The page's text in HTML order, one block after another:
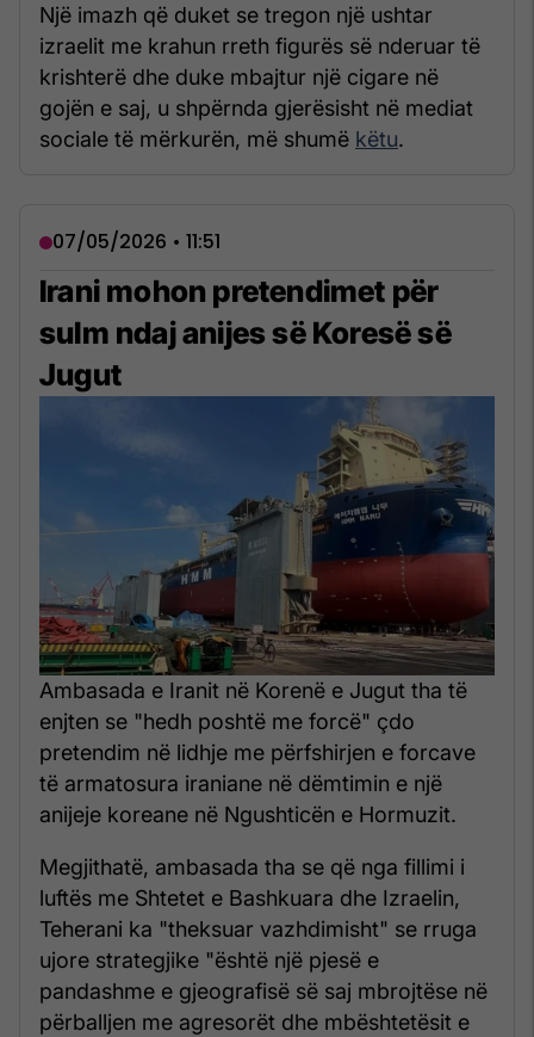
Një imazh që duket se tregon një ushtar
izraelit me krahun rreth figurës së nderuar të
krishterë dhe duke mbajtur një cigare në
gojën e saj, u shpërnda gjerësisht në mediat
sociale të mërkurën, më shumë këtu.
07/05/2026 • 11:51
Irani mohon pretendimet për
sulm ndaj anijes së Koresë së
Jugut
Ambasada e Iranit në Korenë e Jugut tha të
enjten se "hedh poshtë me forcë" çdo
pretendim në lidhje me përfshirjen e forcave
të armatosura iraniane në dëmtimin e një
anijeje koreane në Ngushticën e Hormuzit.
Megjithatë, ambasada tha se që nga fillimi i
luftës me Shtetet e Bashkuara dhe Izraelin,
Teherani ka "theksuar vazhdimisht" se rruga
ujore strategjike "është një pjesë e
pandashme e gjeografisë së saj mbrojtëse në
përballjen me agresorët dhe mbështetësit e